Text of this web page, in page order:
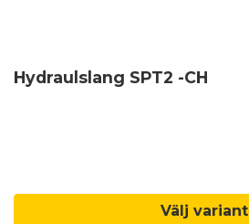
Hydraulslang SPT2 -CH
Välj variant